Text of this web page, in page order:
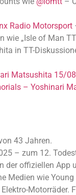
Radio Motorsport
wie „Isle of Man
in TT-
Matsushita 15/
– Yoshinari
43 Jahren.
– zum 12.
der offiziellen App
Medien wie
Motorräder.